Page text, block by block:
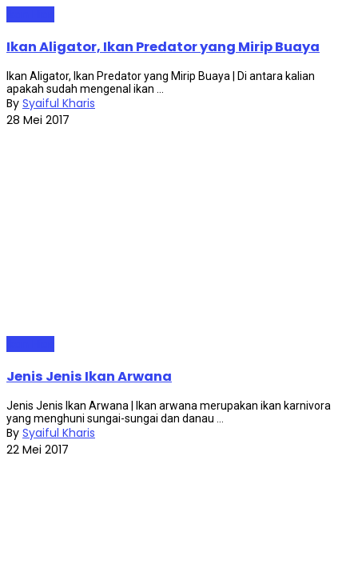
Ikan Aligator, Ikan Predator yang Mirip Buaya
Ikan Aligator, Ikan Predator yang Mirip Buaya | Di antara kalian
apakah sudah mengenal ikan ...
By Syaiful Kharis
28 Mei 2017
Jenis Jenis Ikan Arwana
Jenis Jenis Ikan Arwana | Ikan arwana merupakan ikan karnivora
yang menghuni sungai-sungai dan danau ...
By Syaiful Kharis
22 Mei 2017